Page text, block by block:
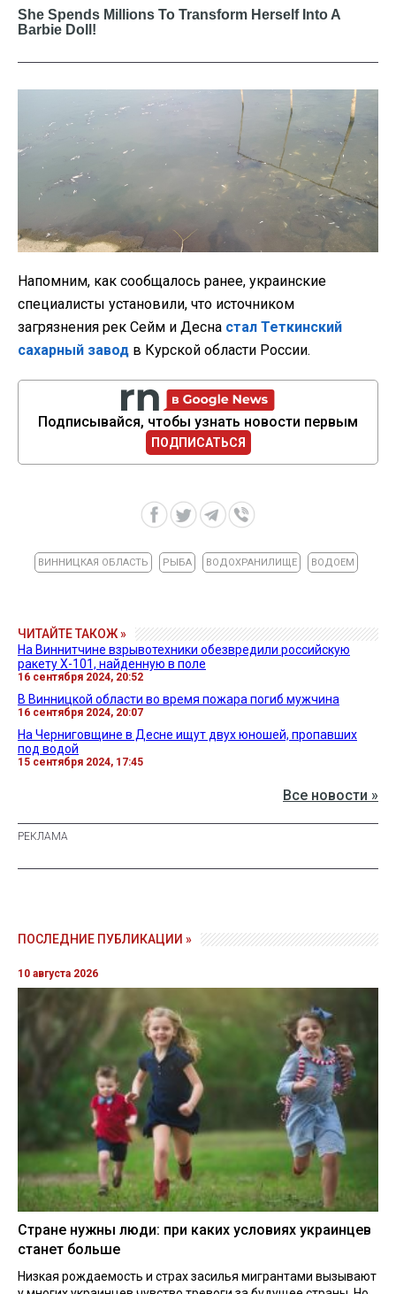
Напомним, как сообщалось ранее, украинские
специалисты установили, что источником
загрязнения рек Сейм и Десна стал Теткинский
сахарный завод в Курской области России.
Подписывайся, чтобы узнать новости первым
ПОДПИСАТЬСЯ
ВИННИЦКАЯ ОБЛАСТЬ РЫБА ВОДОХРАНИЛИЩЕ ВОДОЕМ
ЧИТАЙТЕ ТАКОЖ »
На Виннитчине взрывотехники обезвредили российскую
ракету Х-101, найденную в поле
16 сентября 2024, 20:52
В Винницкой области во время пожара погиб мужчина
16 сентября 2024, 20:07
На Черниговщине в Десне ищут двух юношей, пропавших
под водой
15 сентября 2024, 17:45
Все новости »
ПОСЛЕДНИЕ ПУБЛИКАЦИИ »
10 августа 2026
Стране нужны люди: при каких условиях украинцев
станет больше
Низкая рождаемость и страх засилья мигрантами вызывают